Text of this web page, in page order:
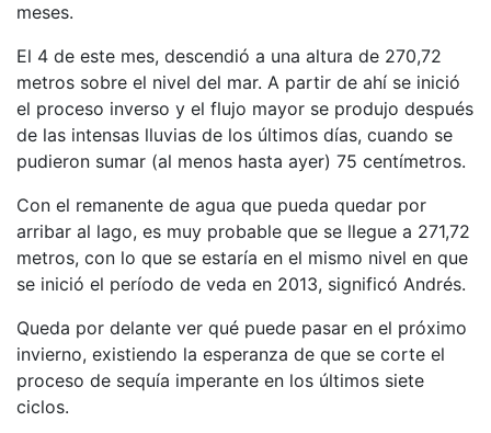
meses.
El 4 de este mes, descendió a una altura de 270,72
metros sobre el nivel del mar. A partir de ahí se inició
el proceso inverso y el flujo mayor se produjo después
de las intensas lluvias de los últimos días, cuando se
pudieron sumar (al menos hasta ayer) 75 centímetros.
Con el remanente de agua que pueda quedar por
arribar al lago, es muy probable que se llegue a 271,72
metros, con lo que se estaría en el mismo nivel en que
se inició el período de veda en 2013, significó Andrés.
Queda por delante ver qué puede pasar en el próximo
invierno, existiendo la esperanza de que se corte el
proceso de sequía imperante en los últimos siete
ciclos.